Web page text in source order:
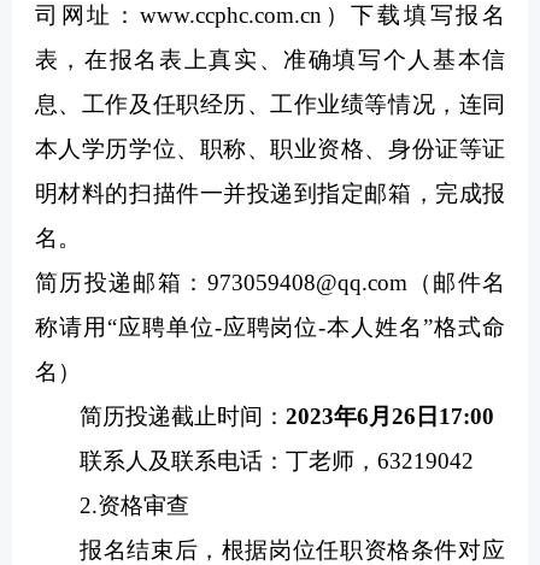
司网址：www.ccphc.com.cn）下载填写报名
表，在报名表上真实、准确填写个人基本信
息、工作及任职经历、工作业绩等情况，连同
本人学历学位、职称、职业资格、身份证等证
明材料的扫描件一并投递到指定邮箱，完成报
名。
简历投递邮箱：973059408@qq.com（邮件名
称请用“应聘单位-应聘岗位-本人姓名”格式命
名）
简历投递截止时间：2023年6月26日17:00
联系人及联系电话：丁老师，63219042
2.资格审查
报名结束后，根据岗位任职资格条件对应